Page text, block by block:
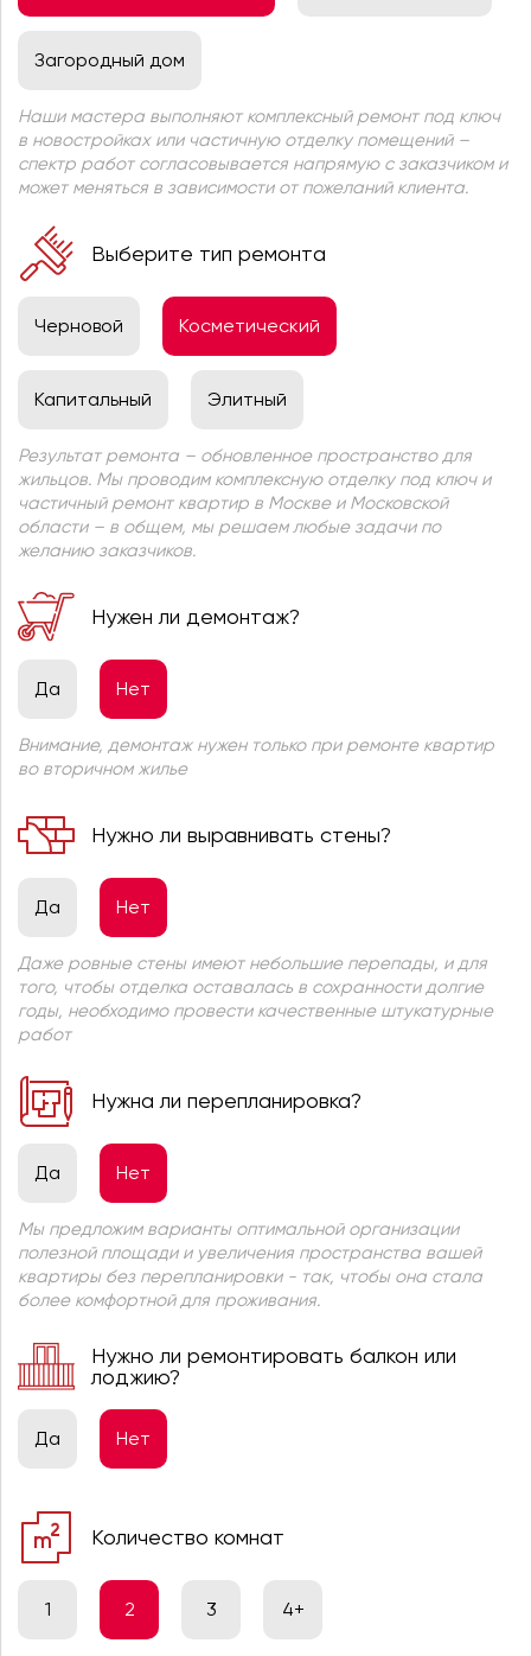
Загородный дом
Наши мастера выполняют комплексный ремонт под ключ
в новостройках или частичную отделку помещений –
спектр работ согласовывается напрямую с заказчиком и
может меняться в зависимости от пожеланий клиента.
Выберите тип ремонта
Черновой Косметический
Капитальный Элитный
Результат ремонта – обновленное пространство для
жильцов. Мы проводим комплексную отделку под ключ и
частичный ремонт квартир в Москве и Московской
области – в общем, мы решаем любые задачи по
желанию заказчиков.
Нужен ли демонтаж?
Да Нет
Внимание, демонтаж нужен только при ремонте квартир
во вторичном жилье
Нужно ли выравнивать стены?
Да Нет
Даже ровные стены имеют небольшие перепады, и для
того, чтобы отделка оставалась в сохранности долгие
годы, необходимо провести качественные штукатурные
работ
Нужна ли перепланировка?
Да Нет
Мы предложим варианты оптимальной организации
полезной площади и увеличения пространства вашей
квартиры без перепланировки - так, чтобы она стала
более комфортной для проживания.
Нужно ли ремонтировать балкон или
лоджию?
Да Нет
Количество комнат
1 2 3 4+